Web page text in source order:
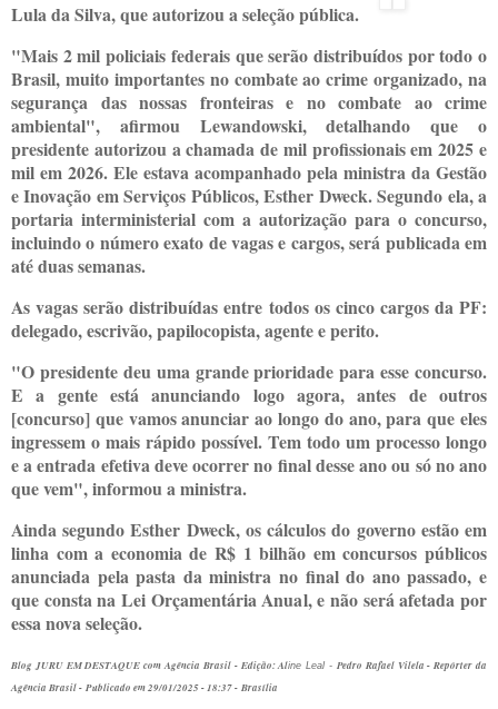
Lula da Silva, que autorizou a seleção pública.
"Mais 2 mil policiais federais que serão distribuídos por todo o
Brasil, muito importantes no combate ao crime organizado, na
segurança das nossas fronteiras e no combate ao crime
ambiental", afirmou Lewandowski, detalhando que o
presidente autorizou a chamada de mil profissionais em 2025 e
mil em 2026. Ele estava acompanhado pela ministra da Gestão
e Inovação em Serviços Públicos, Esther Dweck. Segundo ela, a
portaria interministerial com a autorização para o concurso,
incluindo o número exato de vagas e cargos, será publicada em
até duas semanas.
As vagas serão distribuídas entre todos os cinco cargos da PF:
delegado, escrivão, papilocopista, agente e perito.
"O presidente deu uma grande prioridade para esse concurso.
E a gente está anunciando logo agora, antes de outros
[concurso] que vamos anunciar ao longo do ano, para que eles
ingressem o mais rápido possível. Tem todo um processo longo
e a entrada efetiva deve ocorrer no final desse ano ou só no ano
que vem", informou a ministra.
Ainda segundo Esther Dweck, os cálculos do governo estão em
linha com a economia de R$ 1 bilhão em concursos públicos
anunciada pela pasta da ministra no final do ano passado, e
que consta na Lei Orçamentária Anual, e não será afetada por
essa nova seleção.
Blog JURU EM DESTAQUE com Agência Brasil - Edição: Aline Leal - Pedro Rafael Vilela - Repórter da
Agência Brasil - Publicado em 29/01/2025 - 18:37 - Brasília